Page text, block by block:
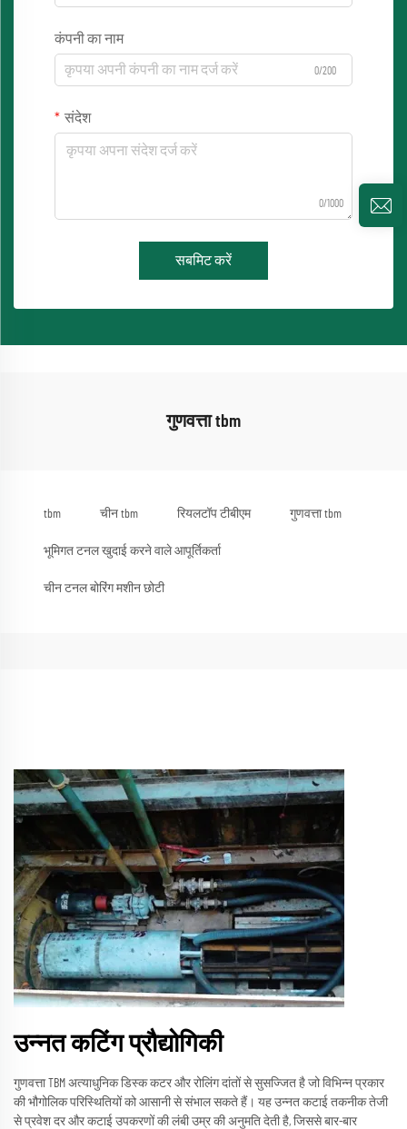
कंपनी का नाम
0/200
संदेश
0/1000
सबमिट करें
गुणवत्ता tbm
tbm चीन tbm रियलटॉप टीबीएम गुणवत्ता tbm
भूमिगत टनल खुदाई करने वाले आपूर्तिकर्ता
चीन टनल बोरिंग मशीन छोटी
उन्नत कटिंग प्रौद्योगिकी
गुणवत्ता TBM अत्याधुनिक डिस्क कटर और रोलिंग दांतों से सुसज्जित है जो विभिन्न प्रकार
की भौगोलिक परिस्थितियों को आसानी से संभाल सकते हैं। यह उन्नत कटाई तकनीक तेजी
से प्रवेश दर और कटाई उपकरणों की लंबी उम्र की अनुमति देती है, जिससे बार-बार